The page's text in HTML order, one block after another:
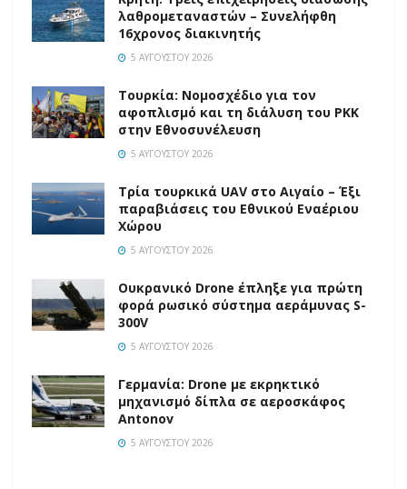
λαθρομεταναστών – Συνελήφθη
16χρονος διακινητής
5 ΑΥΓΟΎΣΤΟΥ 2026
Τουρκία: Νομοσχέδιο για τον
αφοπλισμό και τη διάλυση του PKK
στην Εθνοσυνέλευση
5 ΑΥΓΟΎΣΤΟΥ 2026
Τρία τουρκικά UAV στο Αιγαίο – Έξι
παραβιάσεις του Εθνικού Εναέριου
Χώρου
5 ΑΥΓΟΎΣΤΟΥ 2026
Ουκρανικό Drone έπληξε για πρώτη
φορά ρωσικό σύστημα αεράμυνας S-
300V
5 ΑΥΓΟΎΣΤΟΥ 2026
Γερμανία: Drone με εκρηκτικό
μηχανισμό δίπλα σε αεροσκάφος
Antonov
5 ΑΥΓΟΎΣΤΟΥ 2026